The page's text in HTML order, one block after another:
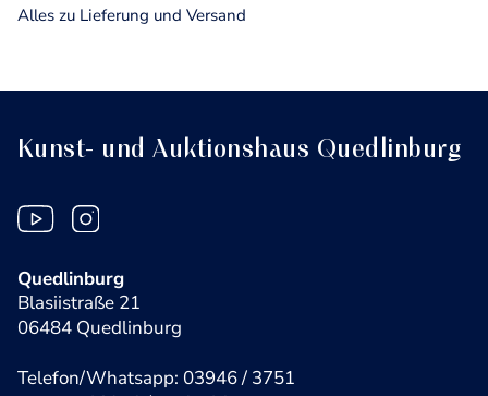
Alles zu Lieferung und Versand
Kunst- und Auktionshaus Quedlinburg
Quedlinburg
Blasiistraße 21
06484 Quedlinburg
Telefon/Whatsapp: 03946 / 3751